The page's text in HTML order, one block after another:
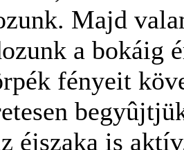
Majd
a bokáig
fényeit
éjszaka is